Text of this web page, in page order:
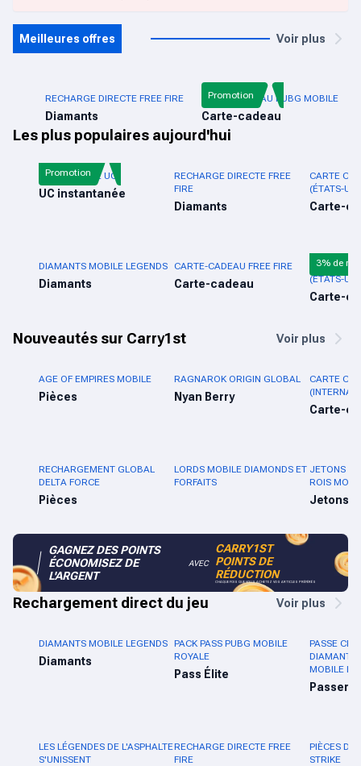
Meilleures offres Voir plus
RECHARGE DIRECTE FREE FIRE
Diamants
CARTE-CADEAU PUBG MOBILE
Carte-cadeau
Promotion
Les plus populaires aujourd'hui
PUBG MOBILE UC
UC instantanée
Promotion
RECHARGE DIRECTE FREE
FIRE
Diamants
CARTE
(ÉTATS-
Carte-
DIAMANTS MOBILE LEGENDS
Diamants
CARTE-CADEAU FREE FIRE
Carte-cadeau
CARTE-
(ÉTATS-
Carte-
3% de
Nouveautés sur Carry1st Voir plus
AGE OF EMPIRES MOBILE
Pièces
RAGNAROK ORIGIN GLOBAL
Nyan Berry
CARTE
Carte-
RECHARGEMENT GLOBAL
DELTA FORCE
Pièces
LORDS MOBILE DIAMONDS ET
FORFAITS
JETONS
ROIS
Jetons
GAGNEZ DES POINTS
ÉCONOMISEZ DE
L'ARGENT
AVEC
CARRY1ST
POINTS DE
RÉDUCTION
CHAQUE FOIS QUE VOUS ACHETEZ VOS ARTICLES PRÉFÉRÉS
Rechargement direct du jeu Voir plus
DIAMANTS MOBILE LEGENDS
Diamants
PACK PASS PUBG MOBILE
ROYALE
Pass Élite
PASSE
DIAMANTS
MOBILE
Passer
LES LÉGENDES DE L'ASPHALTE
S'UNISSENT
RECHARGE DIRECTE FREE
FIRE
PIÈCES
STRIKE